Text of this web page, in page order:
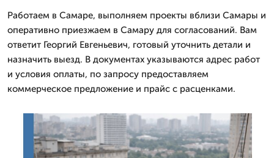
Работаем в Самаре, выполняем проекты вблизи Самары и
оперативно приезжаем в Самару для согласований. Вам
ответит Георгий Евгеньевич, готовый уточнить детали и
назначить выезд. В документах указываются адрес работ
и условия оплаты, по запросу предоставляем
коммерческое предложение и прайс с расценками.